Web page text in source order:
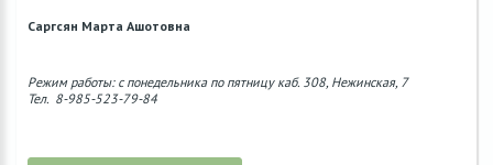
Саргсян Марта Ашотовна
Режим работы: с понедельника по пятницу каб. 308, Нежинская, 7
Тел. 8-985-523-79-84